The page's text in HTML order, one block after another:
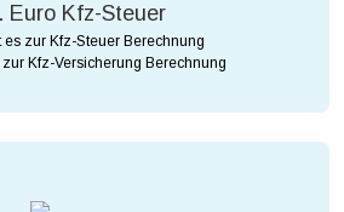
Euro Kfz-Steuer
es zur Kfz-Steuer Berechnung
zur Kfz-Versicherung Berechnung